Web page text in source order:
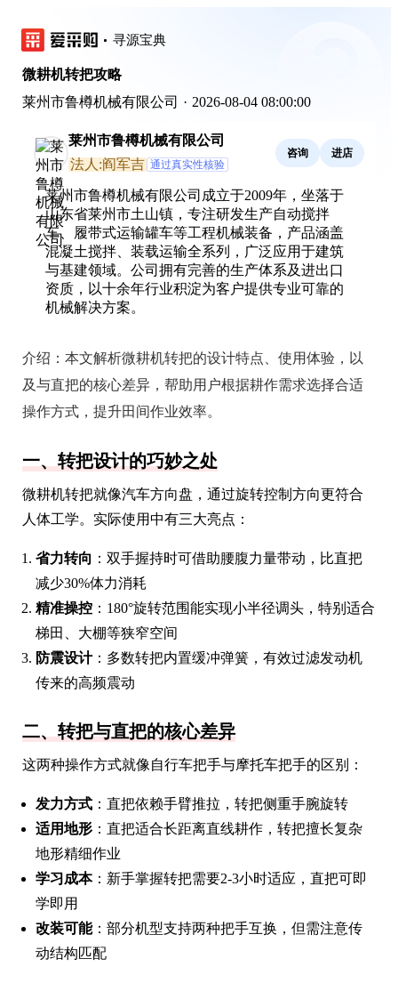
寻源宝典
微耕机转把攻略
莱州市鲁樽机械有限公司 · 2026-08-04 08:00:00
莱州市鲁樽机械有限公司
法人:阎军吉 通过真实性核验
咨询 进店
莱州市鲁樽机械有限公司成立于2009年，坐落于
山东省莱州市土山镇，专注研发生产自动搅拌
车、履带式运输罐车等工程机械装备，产品涵盖
混凝土搅拌、装载运输全系列，广泛应用于建筑
与基建领域。公司拥有完善的生产体系及进出口
资质，以十余年行业积淀为客户提供专业可靠的
机械解决方案。
介绍： 本文解析微耕机转把的设计特点、使用体验，以
及与直把的核心差异，帮助用户根据耕作需求选择合适
操作方式，提升田间作业效率。
一、转把设计的巧妙之处
微耕机转把就像汽车方向盘，通过旋转控制方向更符合
人体工学。实际使用中有三大亮点：
省力转向 ：双手握持时可借助腰腹力量带动，比直把
减少30%体力消耗
精准操控 ：180°旋转范围能实现小半径调头，特别适合
梯田、大棚等狭窄空间
防震设计：多数转把内置缓冲弹簧，有效过滤发动机
传来的高频震动
二、转把与直把的核心差异
这两种操作方式就像自行车把手与摩托车把手的区别：
发力方式 ：直把依赖手臂推拉，转把侧重手腕旋转
适用地形 ：直把适合长距离直线耕作，转把擅长复杂
地形精细作业
学习成本：新手掌握转把需要2-3小时适应，直把可即
学即用
改装可能：部分机型支持两种把手互换，但需注意传
动结构匹配